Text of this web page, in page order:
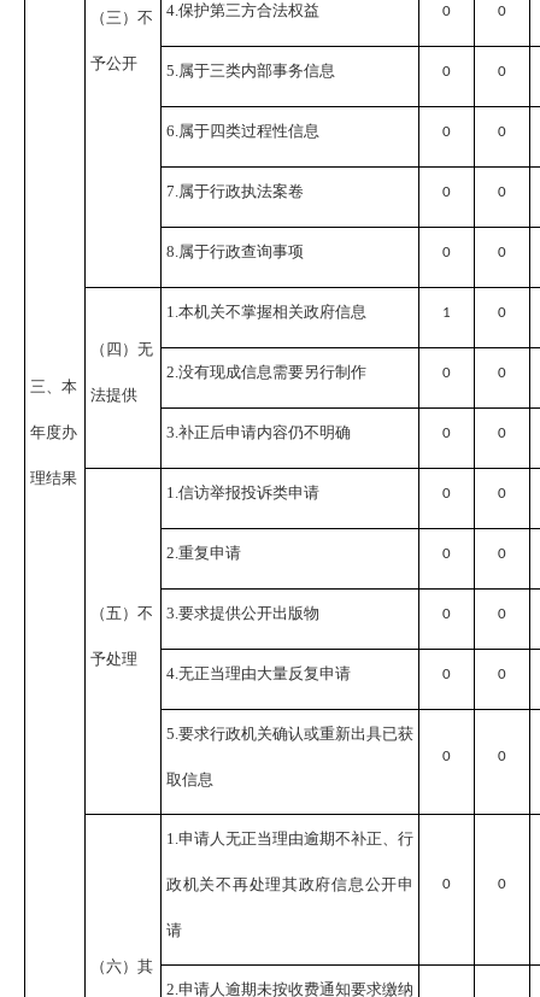
三、本
年度办
理结果
（三）不
予公开
4.保护第三方合法权益 0 0
5.属于三类内部事务信息 0 0
6.属于四类过程性信息 0 0
7.属于行政执法案卷 0 0
8.属于行政查询事项 0 0
（四）无
法提供
1.本机关不掌握相关政府信息 1 0
2.没有现成信息需要另行制作 0 0
3.补正后申请内容仍不明确 0 0
（五）不
予处理
1.信访举报投诉类申请 0 0
2.重复申请 0 0
3.要求提供公开出版物 0 0
4.无正当理由大量反复申请 0 0
5.要求行政机关确认或重新出具已获
取信息
0 0
（六）其
1.申请人无正当理由逾期不补正、行
政机关不再处理其政府信息公开申
请
0 0
2.申请人逾期未按收费通知要求缴纳